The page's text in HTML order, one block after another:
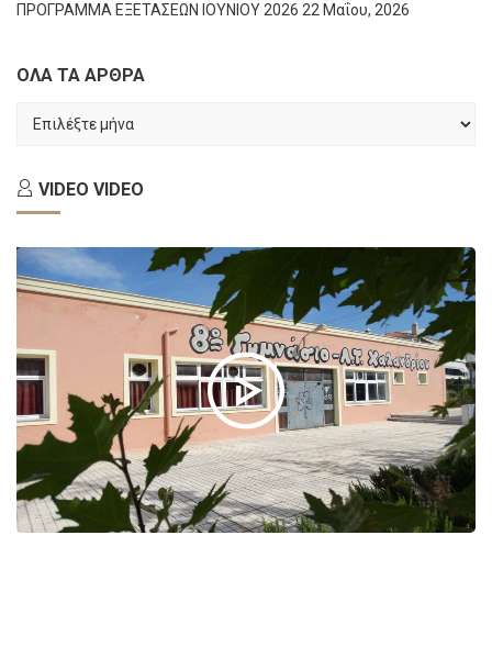
ΠΡΟΓΡΑΜΜΑ ΕΞΕΤΑΣΕΩΝ ΙΟΥΝΙΟΥ 2026 22 Μαΐου, 2026
ΟΛΑ ΤΑ ΑΡΘΡΑ
ΤΑ
VIDEO VIDEO